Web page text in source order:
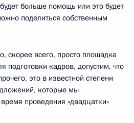
больше помощь или это будет
поделиться собственным
скорее всего, просто площадка
подготовки кадров, допустим, что
это в известной степени
которые мы
проведения «двадцатки»